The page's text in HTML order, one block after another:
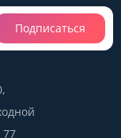
Подписаться
77